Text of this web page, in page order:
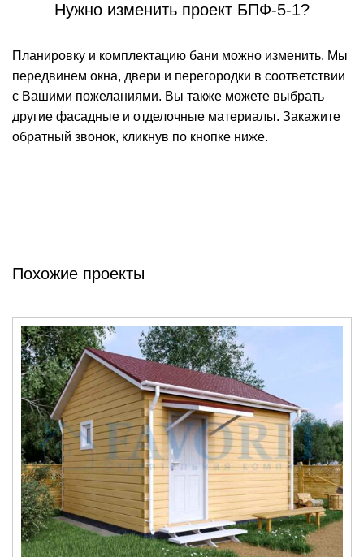
Нужно изменить проект БПФ-5-1?
Планировку и комплектацию бани можно изменить. Мы
передвинем окна, двери и перегородки в соответствии
с Вашими пожеланиями. Вы также можете выбрать
другие фасадные и отделочные материалы. Закажите
обратный звонок, кликнув по кнопке ниже.
Похожие проекты